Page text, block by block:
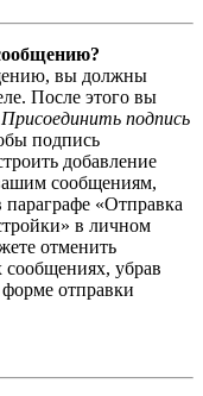
вы должны
После этого вы
Присоединить подпись
подпись
добавление
сообщениям,
«Отправка
в личном
отменить
сообщениях, убрав
отправки